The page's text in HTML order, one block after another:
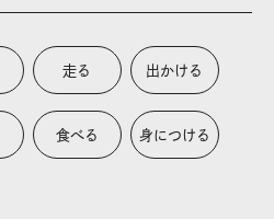
走る 出かける
食べる 身につける